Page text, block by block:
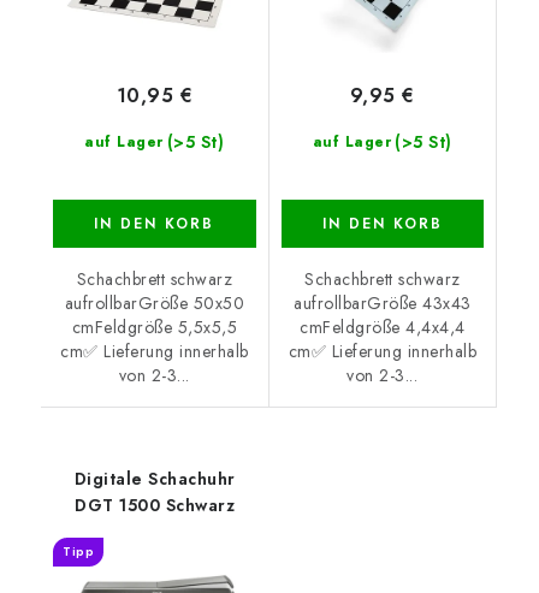
auf Lager (>5 St)
10,95 €
IN DEN KORB
Schachbrett schwarz
aufrollbarGröße 50x50
cmFeldgröße 5,5x5,5
cm✅ Lieferung innerhalb
von 2-3...
auf Lager (>5 St)
9,95 €
IN DEN KORB
Schachbrett schwarz
aufrollbarGröße 43x43
cmFeldgröße 4,4x4,4
cm✅ Lieferung innerhalb
von 2-3...
Digitale Schachuhr
DGT 1500 Schwarz
Tipp